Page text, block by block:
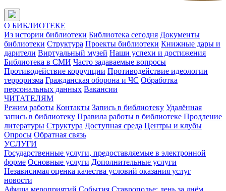
О БИБЛИОТЕКЕ
Из истории библиотеки Библиотека сегодня Документы
библиотеки Структура Проекты библиотеки Книжные дары и
дарители Виртуальный музей Наши успехи и достижения
Библиотека в СМИ Часто задаваемые вопросы
Противодействие коррупции Противодействие идеологии
терроризма Гражданская оборона и ЧС Обработка
персональных данных Вакансии
ЧИТАТЕЛЯМ
Режим работы Контакты Запись в библиотеку Удалённая
запись в библиотеку Правила работы в библиотеке Продление
литературы Структура Доступная среда Центры и клубы
Опросы Обратная связь
УСЛУГИ
Государственные услуги, предоставляемые в электронной
форме Основные услуги Дополнительные услуги
Независимая оценка качества условий оказания услуг
новости
Афиша мероприятий События Ставрополье: день за днём